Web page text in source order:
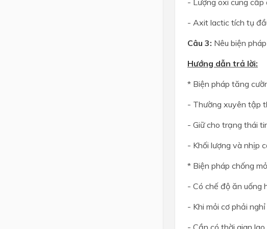
- Axit lactic tích tụ
Câu 3: Nêu biện
Hướng dẫn trả lời:
* Biện pháp tăng
- Thường xuyên tập
- Giữ cho trạng thái
- Khối lượng và nhịp
* Biện pháp chống
- Có chế độ ăn uống
- Khi mỏi cơ phải
- Cần có thời gian